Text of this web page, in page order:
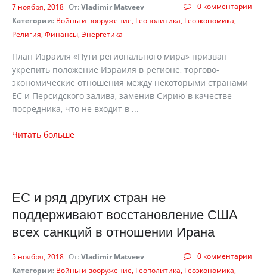
0 комментарии
7 ноября, 2018 От: Vladimir Matveev
Категории: Войны и вооружение Геополитика Геоэкономика
Религия Финансы Энергетика
План Израиля «Пути регионального мира» призван
укрепить положение Израиля в регионе, торгово-
экономические отношения между некоторыми странами
ЕС и Персидского залива, заменив Сирию в качестве
посредника, что не входит в ...
Читать больше
ЕС и ряд других стран не
поддерживают восстановление США
всех санкций в отношении Ирана
0 комментарии
5 ноября, 2018 От: Vladimir Matveev
Категории: Войны и вооружение Геополитика Геоэкономика